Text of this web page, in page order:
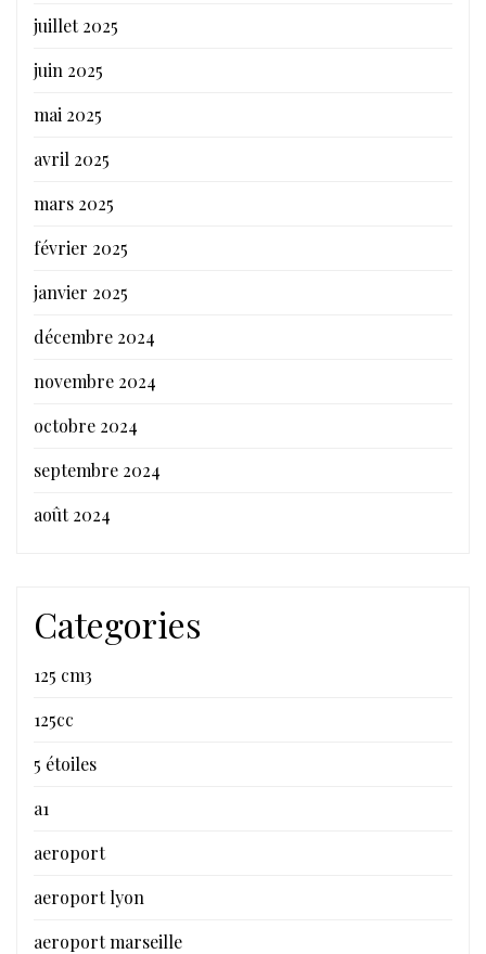
juillet 2025
juin 2025
mai 2025
avril 2025
mars 2025
février 2025
janvier 2025
décembre 2024
novembre 2024
octobre 2024
septembre 2024
août 2024
Categories
125 cm3
125cc
5 étoiles
a1
aeroport
aeroport lyon
aeroport marseille